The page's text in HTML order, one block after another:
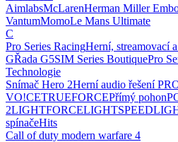
AimlabsMcLarenHerman Miller
VantumMomoLe Mans Ultimate
C
Pro Series RacingHerní, streamovací
GŘada G5SIM Series BoutiquePro
Technologie
Snímač Hero 2Herní audio řešení
VO!CETRUEFORCEPřímý pohon
2LIGHTFORCELIGHTSPEED
spínačeHits
Call of duty modern warfare 4